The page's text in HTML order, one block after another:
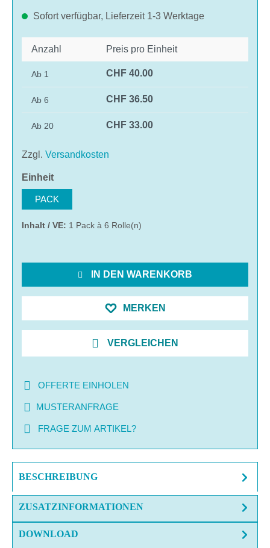
Sofort verfügbar, Lieferzeit 1-3 Werktage
Anzahl Preis pro Einheit
Ab 1 CHF 40.00
Ab 6 CHF 36.50
Ab 20 CHF 33.00
Zzgl. Versandkosten
Einheitauswählen
PACK
Inhalt / VE: 1 Pack à 6 Rolle(n)
IN DEN WARENKORB
MERKEN
VERGLEICHEN
OFFERTE EINHOLEN
MUSTERANFRAGE
FRAGE ZUM ARTIKEL?
BESCHREIBUNG
ZUSATZINFORMATIONEN
DOWNLOAD